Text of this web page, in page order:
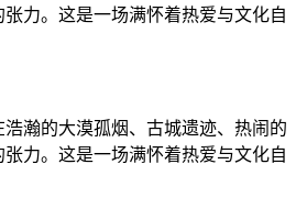
力。这是一场满怀着热爱与文化自
瀚的大漠孤烟、古城遗迹、热闹的
力。这是一场满怀着热爱与文化自